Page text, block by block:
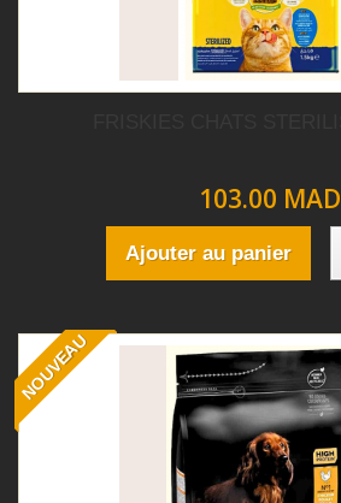
103.00 MAD
Ajouter au panier
NOUVEAU